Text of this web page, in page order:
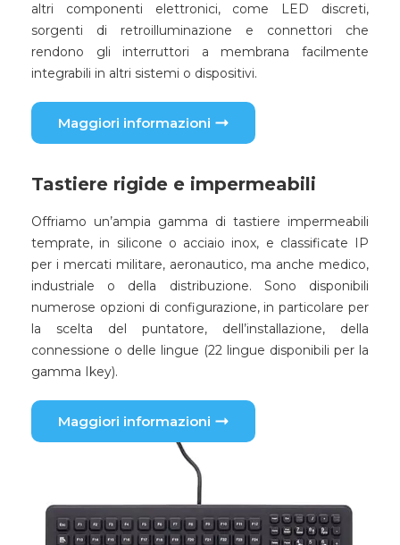
altri componenti elettronici, come LED discreti,
sorgenti di retroilluminazione e connettori che
rendono gli interruttori a membrana facilmente
integrabili in altri sistemi o dispositivi.
Maggiori informazioni
Tastiere rigide e impermeabili
Offriamo un’ampia gamma di tastiere impermeabili
temprate, in silicone o acciaio inox, e classificate IP
per i mercati militare, aeronautico, ma anche medico,
industriale o della distribuzione. Sono disponibili
numerose opzioni di configurazione, in particolare per
la scelta del puntatore, dell’installazione, della
connessione o delle lingue (22 lingue disponibili per la
gamma Ikey).
Maggiori informazioni